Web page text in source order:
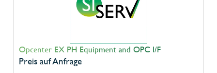
Opcenter EX PH Equipment and OPC I/F
Preis auf Anfrage